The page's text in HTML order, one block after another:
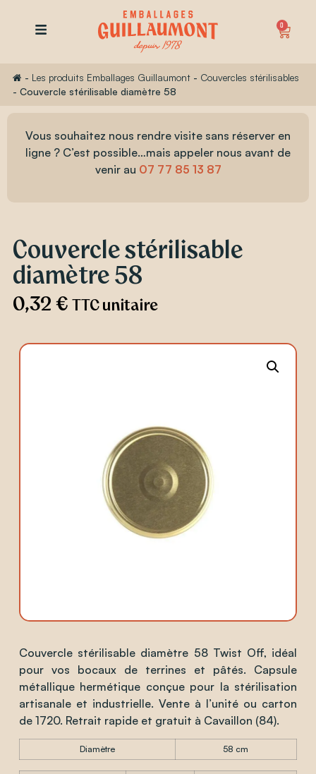
0
- Les produits Emballages Guillaumont- Couvercles stérilisables
- Couvercle stérilisable diamètre 58
Vous souhaitez nous rendre visite sans réserver en
ligne ? C’est possible…mais appeler nous avant de
venir au 07 77 85 13 87
Couvercle stérilisable
diamètre 58
0,32€TTC unitaire
Couvercle stérilisable diamètre 58 Twist Off, idéal
pour vos bocaux de terrines et pâtés. Capsule
métallique hermétique conçue pour la stérilisation
artisanale et industrielle. Vente à l’unité ou carton
de 1720. Retrait rapide et gratuit à Cavaillon (84).
Diamètre 58 cm